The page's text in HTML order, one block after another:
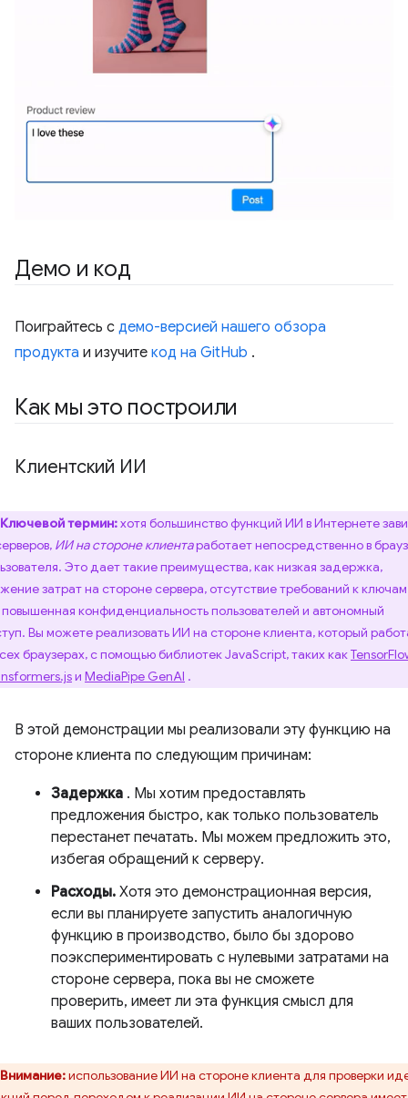
Демо и код
Поиграйтесь с демо-версией нашего обзора
продукта и изучите код на GitHub .
Как мы это построили
Клиентский ИИ
Ключевой термин:хотя большинство функций ИИ в Интернете
ИИ на стороне клиентаработает непосредственно в
Это дает такие преимущества, как низкая задержка,
затрат на стороне сервера, отсутствие требований к ключам
повышенная конфиденциальность пользователей и автономный
Вы можете реализовать ИИ на стороне клиента, который
браузерах, с помощью библиотек JavaScript, таких как
и MediaPipe GenAI .
В этой демонстрации мы реализовали эту функцию на
стороне клиента по следующим причинам:
Задержка . Мы хотим предоставлять
предложения быстро, как только пользователь
перестанет печатать. Мы можем предложить это,
избегая обращений к серверу.
Расходы. Хотя это демонстрационная версия,
если вы планируете запустить аналогичную
функцию в производство, было бы здорово
поэкспериментировать с нулевыми затратами на
стороне сервера, пока вы не сможете
проверить, имеет ли эта функция смысл для
ваших пользователей.
Внимание:использование ИИ на стороне клиента для проверки